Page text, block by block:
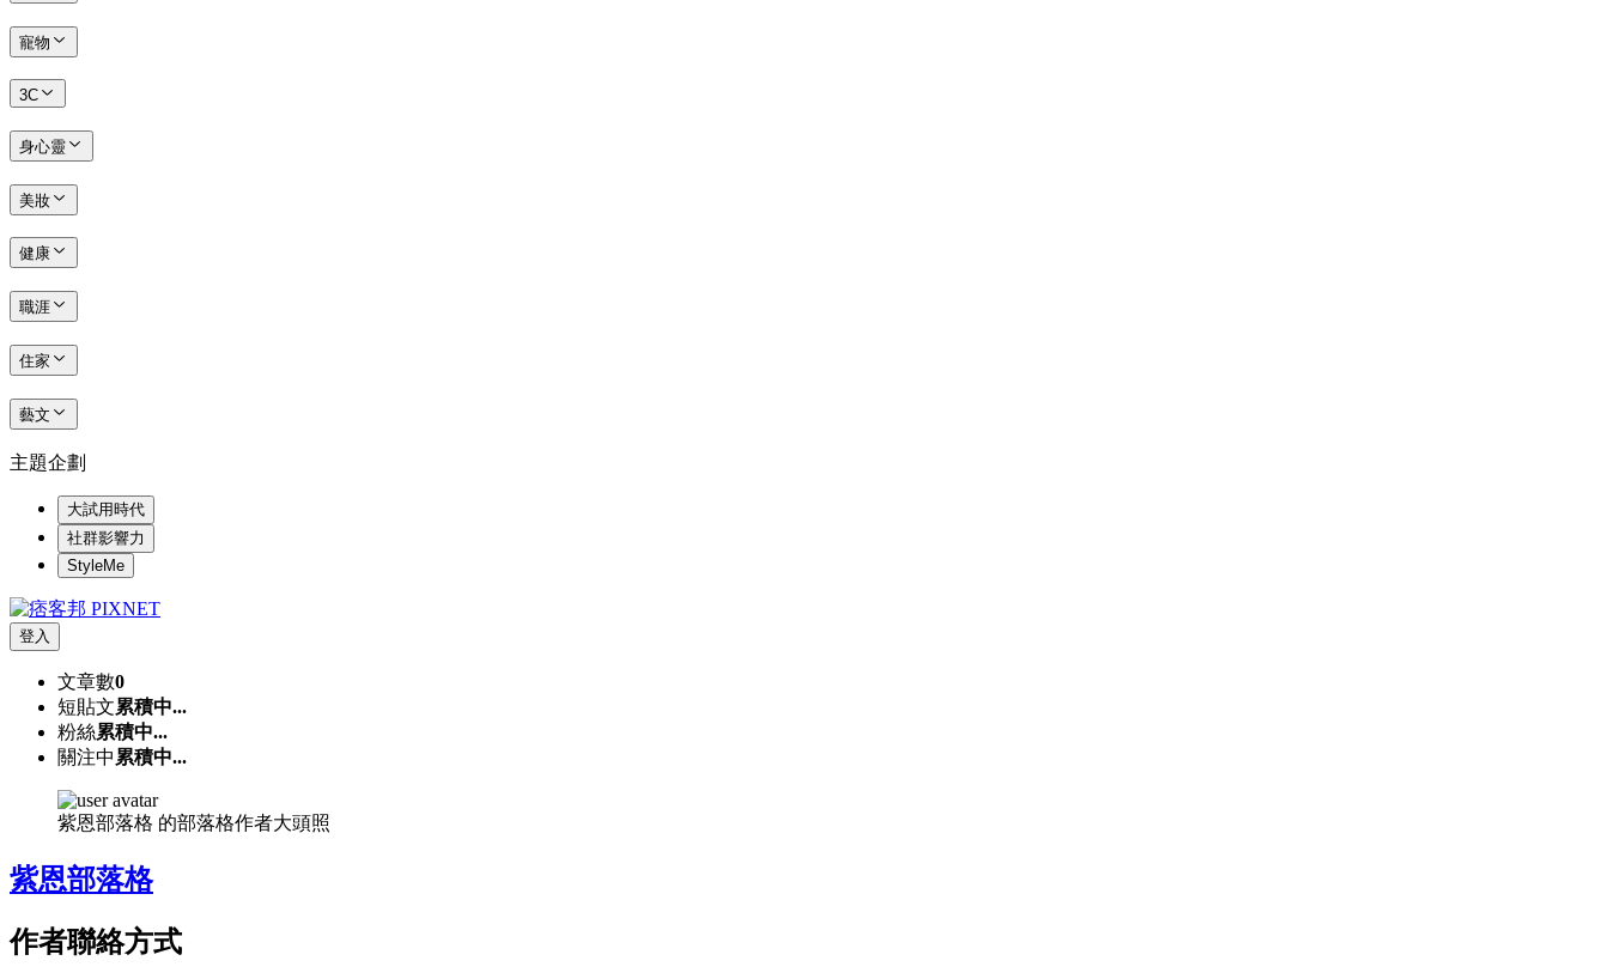
寵物
3C
身心靈
美妝
健康
職涯
住家
藝文
主題企劃
大試用時代
社群影響力
StyleMe
登入
文章數0
短貼文累積中...
粉絲累積中...
關注中 累積中...
紫恩部落格 的部落格作者大頭照
紫恩部落格
作者聯絡方式